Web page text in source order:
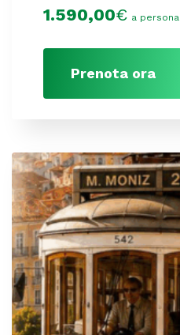
1.590,00€ a persona
Prenota ora